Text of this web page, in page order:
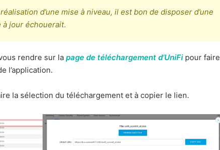
d’une mise à niveau, il est bon de disposer d’une
à jour échouerait.
rendre sur la page de téléchargement d’UniFi pour faire
l’application.
la sélection du téléchargement et à copier le lien.